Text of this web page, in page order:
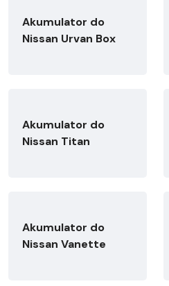
Akumulator do
Nissan Urvan Box
Akumulator do
Nissan Titan
Akumulator do
Nissan Vanette